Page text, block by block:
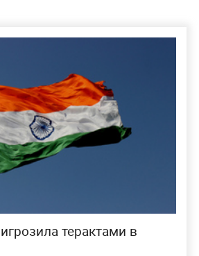
терактами в